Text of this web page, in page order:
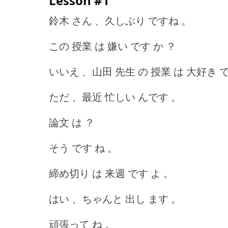
鈴木 さん 、久しぶり ですね 。
この 授業 は 嫌い です か ？
いいえ 、山田 先生 の 授業 は 大好き
ただ 、最近 忙しい んです 。
論文 は ？
そう です ね 。
締め切り は 来週 です よ 。
はい 、ちゃんと 出し ます 。
頑張って ね 。